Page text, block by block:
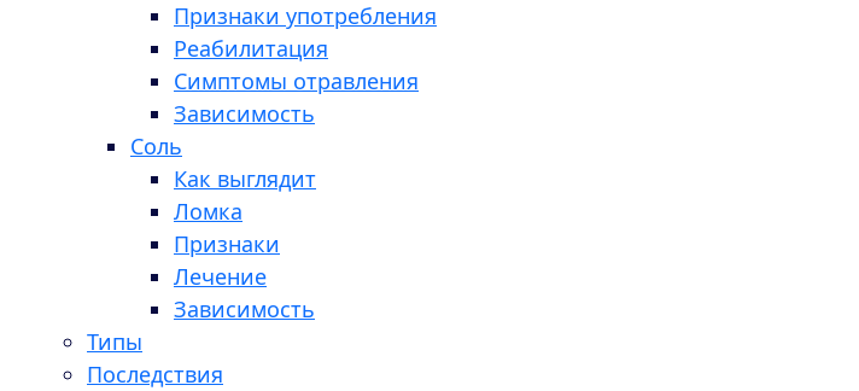
Признаки употребления
Реабилитация
Симптомы отравления
Зависимость
Соль
Как выглядит
Ломка
Признаки
Лечение
Зависимость
Типы
Последствия